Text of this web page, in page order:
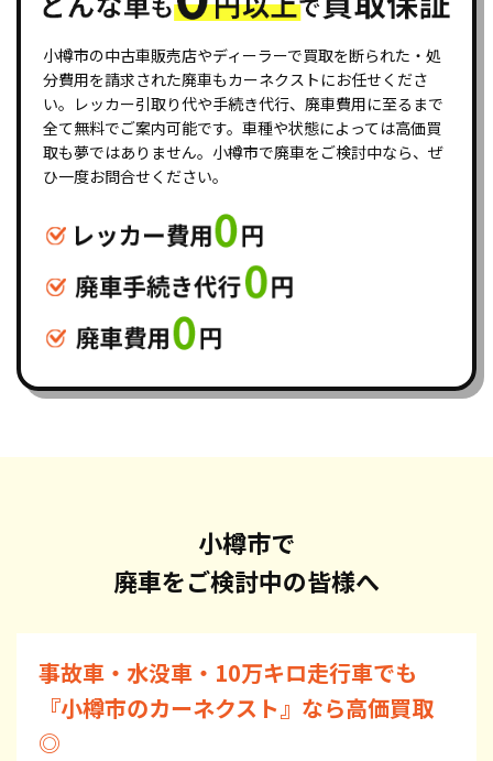
小樽市の中古車販売店やディーラーで買取を断られた・処
分費用を請求された廃車もカーネクストにお任せくださ
い。レッカー引取り代や手続き代行、廃車費用に至るまで
全て無料でご案内可能です。車種や状態によっては高価買
取も夢ではありません。小樽市で廃車をご検討中なら、ぜ
ひ一度お問合せください。
小樽市で
廃車をご検討中の皆様へ
事故車・水没車・10万キロ走行車でも
『小樽市のカーネクスト』なら高価買取
◎